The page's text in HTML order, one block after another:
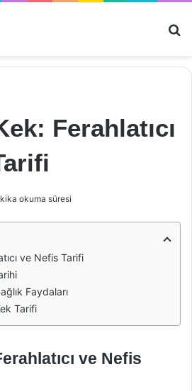
Ferahlatıcı
okuma süresi
ve Nefis Tarifi
Faydaları
Tarifi
ve Nefis